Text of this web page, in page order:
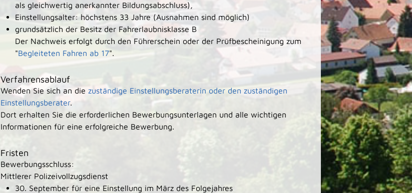
als gleichwertig anerkannter Bildungsabschluss),
Einstellungsalter: höchstens 33 Jahre (Ausnahmen sind möglich)
grundsätzlich der Besitz der Fahrerlaubnisklasse B
Der Nachweis erfolgt durch den Führerschein oder der Prüfbescheinigung zum
"Begleiteten Fahren ab 17".
Verfahrensablauf
Wenden Sie sich an die zuständige Einstellungsberaterin oder den zuständigen
Einstellungsberater.
Dort erhalten Sie die erforderlichen Bewerbungsunterlagen und alle wichtigen
Informationen für eine erfolgreiche Bewerbung.
Fristen
Bewerbungsschluss:
Mittlerer Polizeivollzugsdienst
30. September für eine Einstellung im März des Folgejahres